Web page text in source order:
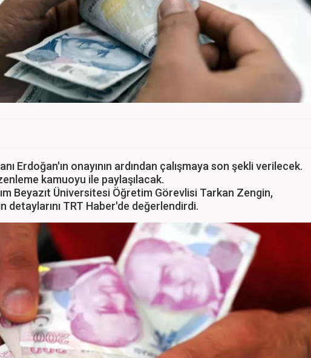
Erdoğan'ın onayının ardından çalışmaya son şekli verilecek.
kamuoyu ile paylaşılacak.
Beyazıt Üniversitesi Öğretim Görevlisi Tarkan Zengin,
detaylarını TRT Haber'de değerlendirdi.